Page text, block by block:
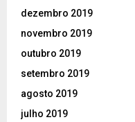
dezembro 2019
novembro 2019
outubro 2019
setembro 2019
agosto 2019
julho 2019